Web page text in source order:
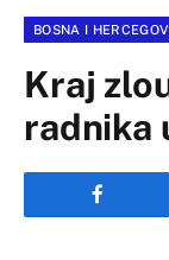
BOSNA I
Kraj
radnika